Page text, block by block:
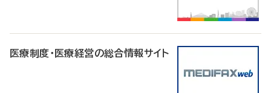
医療制度・医療経営の総合情報サイト